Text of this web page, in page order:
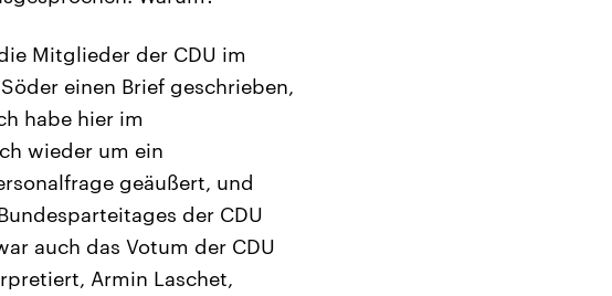
Mitglieder der CDU im
einen Brief geschrieben,
habe hier im
wieder um ein
geäußert, und
der CDU
auch das Votum der CDU
Armin Laschet,